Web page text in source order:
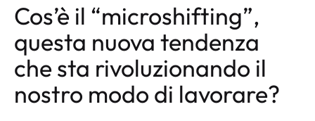
Cos’è il “microshifting”,
questa nuova tendenza
che sta rivoluzionando il
nostro modo di lavorare?